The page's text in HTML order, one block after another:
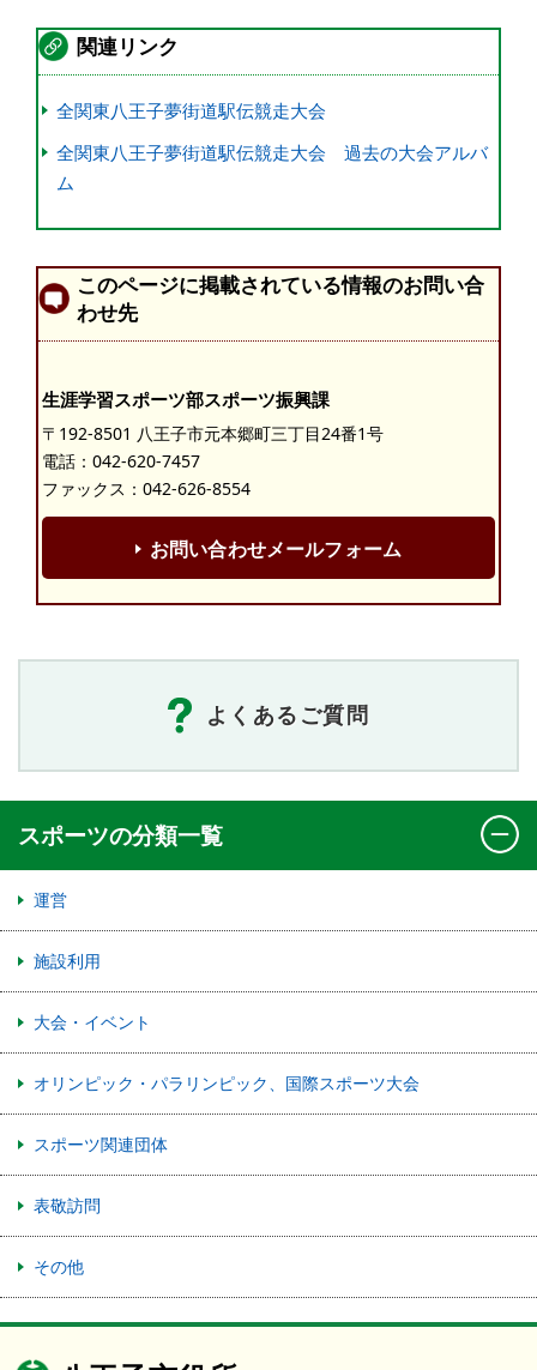
関連リンク
全関東八王子夢街道駅伝競走大会
全関東八王子夢街道駅伝競走大会 過去の大会アルバ
ム
このページに掲載されている情報のお問い合
わせ先
生涯学習スポーツ部スポーツ振興課
〒192-8501 八王子市元本郷町三丁目24番1号
電話： 042-620-7457
ファックス：042-626-8554
お問い合わせメールフォーム
よくあるご質問
スポーツの分類一覧
運営
施設利用
大会・イベント
オリンピック・パラリンピック、国際スポーツ大会
スポーツ関連団体
表敬訪問
その他